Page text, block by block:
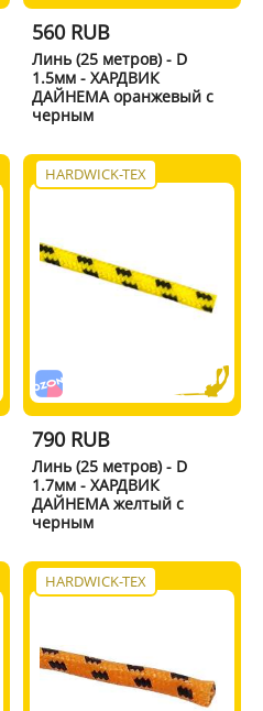
560 RUB
Линь (25 метров) - D
1.5мм - ХАРДВИК
ДАЙНЕМА оранжевый с
черным
HARDWICK-TEX
790 RUB
Линь (25 метров) - D
1.7мм - ХАРДВИК
ДАЙНЕМА желтый с
черным
HARDWICK-TEX